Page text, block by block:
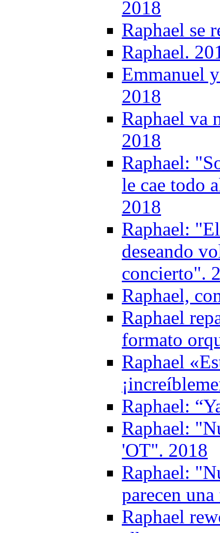
2018
Raphael se
Raphael.
Emmanuel
2018
Raphael va
2018
Raphael:
le cae todo
2018
Raphael:
deseando
concierto".
Raphael,
Raphael
formato
Raphael
Raphael:
Raphael:
'OT". 2018
Raphael:
parecen
Raphael